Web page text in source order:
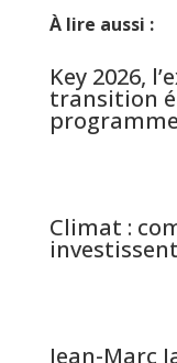
À lire aussi :
Key 2026,
transition
Climat :
Jean-Marc